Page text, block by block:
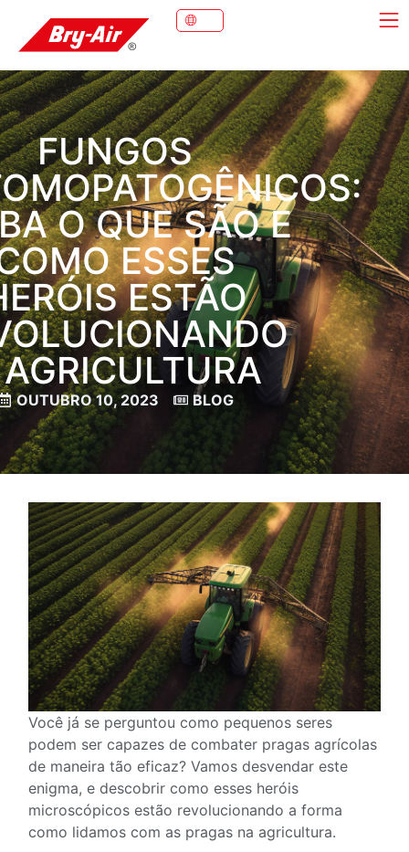
FUNGOS
O QUE SÃO E
ESSES
ESTÃO
OUTUBRO 10, 2023 BLOG
Você já se perguntou como pequenos seres
podem ser capazes de combater pragas agrícolas
de maneira tão eficaz? Vamos desvendar este
enigma, e descobrir como esses heróis
microscópicos estão revolucionando a forma
como lidamos com as pragas na agricultura.